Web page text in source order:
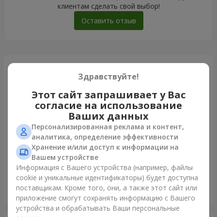
клиентам сделать свой выбор!
Оставить отзыв
Только что доставили
101 белая роза
Винница
Здравствуйте!
Этот сайт запрашивает у Вас
согласие на использование
Ваших данных
Персонализированная реклама и контент,
аналитика, определение эффективности
Хранение и/или доступ к информации на
Вашем устройстве
Информация с Вашего устройства (например, файлы
cookie и уникальные идентификаторы) будет доступна
поставщикам. Кроме того, они, а также этот сайт или
приложение смогут сохранять информацию с Вашего
устройства и обрабатывать Ваши персональные